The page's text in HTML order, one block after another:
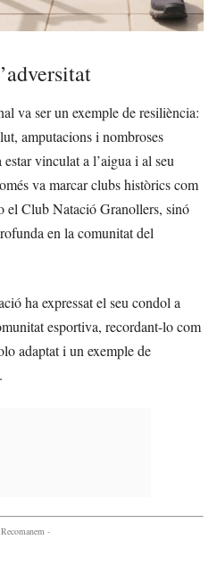
va ser un exemple de resiliència:
amputacions i nombroses
vinculat a l’aigua i al seu
va marcar clubs històrics com
el Club Natació Granollers, sinó
en la comunitat del
ha expressat el seu condol a
esportiva, recordant-lo com
adaptat i un exemple de
-